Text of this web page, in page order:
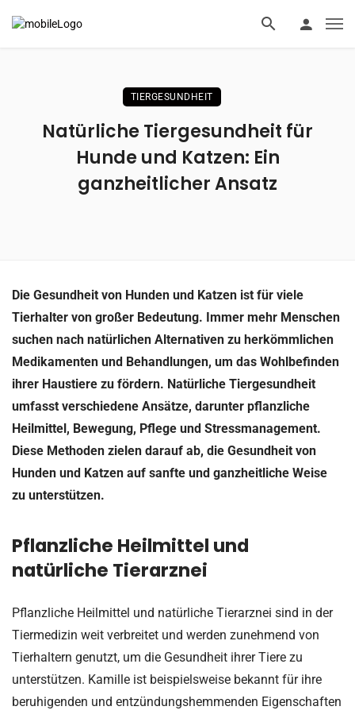
TIERGESUNDHEIT
Natürliche Tiergesundheit für
Hunde und Katzen: Ein
ganzheitlicher Ansatz
Die Gesundheit von Hunden und Katzen ist für viele
Tierhalter von großer Bedeutung. Immer mehr Menschen
suchen nach natürlichen Alternativen zu herkömmlichen
Medikamenten und Behandlungen, um das Wohlbefinden
ihrer Haustiere zu fördern. Natürliche Tiergesundheit
umfasst verschiedene Ansätze, darunter pflanzliche
Heilmittel, Bewegung, Pflege und Stressmanagement.
Diese Methoden zielen darauf ab, die Gesundheit von
Hunden und Katzen auf sanfte und ganzheitliche Weise
zu unterstützen.
Pflanzliche Heilmittel und
natürliche Tierarznei
Pflanzliche Heilmittel und natürliche Tierarznei sind in der
Tiermedizin weit verbreitet und werden zunehmend von
Tierhaltern genutzt, um die Gesundheit ihrer Tiere zu
unterstützen. Kamille ist beispielsweise bekannt für ihre
beruhigenden und entzündungshemmenden Eigenschaften